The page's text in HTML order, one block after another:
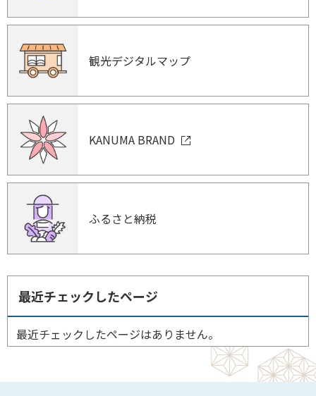
観光デジタルマップ
KANUMA BRAND
ふるさと納税
最近チェックしたページ
最近チェックしたページはありません。